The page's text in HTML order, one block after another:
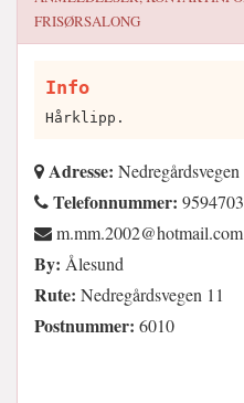
FRISØRSALONG
Info
Hårklipp.
Adresse:
Telefonnummer:
moc.liamtoh@2002.mm.m
By: Ålesund
Rute: Nedregårdsvegen 11
Postnummer: 6010